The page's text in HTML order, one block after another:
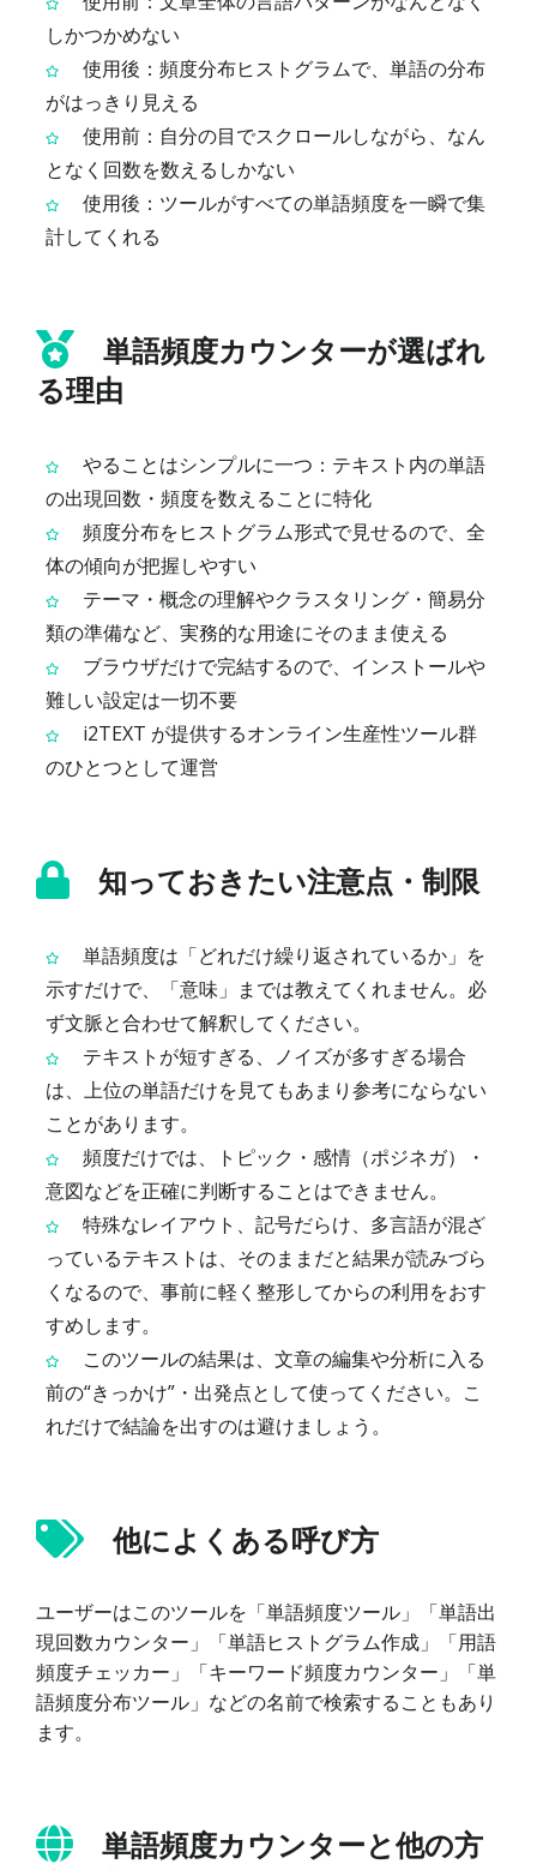
しかつかめない
使用後：頻度分布ヒストグラムで、単語の分布
がはっきり見える
使用前：自分の目でスクロールしながら、なん
となく回数を数えるしかない
使用後：ツールがすべての単語頻度を一瞬で集
計してくれる
単語頻度カウンターが選ばれ
る理由
やることはシンプルに一つ：テキスト内の単語
の出現回数・頻度を数えることに特化
頻度分布をヒストグラム形式で見せるので、全
体の傾向が把握しやすい
テーマ・概念の理解やクラスタリング・簡易分
類の準備など、実務的な用途にそのまま使える
ブラウザだけで完結するので、インストールや
難しい設定は一切不要
i2TEXT が提供するオンライン生産性ツール群
のひとつとして運営
知っておきたい注意点・制限
単語頻度は「どれだけ繰り返されているか」を
示すだけで、「意味」までは教えてくれません。必
ず文脈と合わせて解釈してください。
テキストが短すぎる、ノイズが多すぎる場合
は、上位の単語だけを見てもあまり参考にならない
ことがあります。
頻度だけでは、トピック・感情（ポジネガ）・
意図などを正確に判断することはできません。
特殊なレイアウト、記号だらけ、多言語が混ざ
っているテキストは、そのままだと結果が読みづら
くなるので、事前に軽く整形してからの利用をおす
すめします。
このツールの結果は、文章の編集や分析に入る
前の“きっかけ”・出発点として使ってください。こ
れだけで結論を出すのは避けましょう。
他によくある呼び方
ユーザーはこのツールを「単語頻度ツール」「単語出
現回数カウンター」「単語ヒストグラム作成」「用語
頻度チェッカー」「キーワード頻度カウンター」「単
語頻度分布ツール」などの名前で検索することもあり
ます。
単語頻度カウンターと他の方